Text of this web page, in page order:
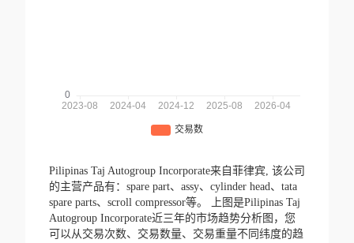
Pilipinas Taj Autogroup Incorporate来自菲律宾, 该公司
的主营产品有：spare part、assy、cylinder head、tata
spare parts、scroll compressor等。
上图是Pilipinas Taj
Autogroup Incorporate近三年的市场趋势分析图，您
可以从交易次数、交易数量、交易重量不同纬度的趋